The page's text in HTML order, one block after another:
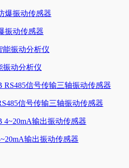
振动传感器
振动分析仪
信号传输三轴振动传感器
输出振动传感器